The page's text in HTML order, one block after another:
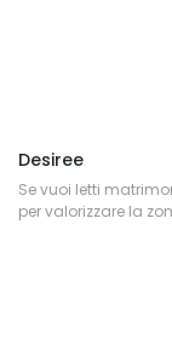
Desiree
Se vuoi letti
per valorizzare la